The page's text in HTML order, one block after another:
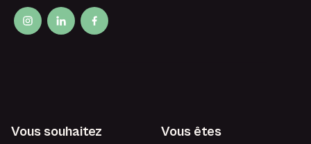
Vous souhaitez Vous êtes